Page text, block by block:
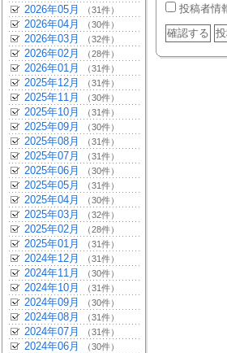
2026年05月 （31件）
2026年04月 （30件）
2026年03月 （32件）
2026年02月 （28件）
2026年01月 （31件）
2025年12月 （31件）
2025年11月 （30件）
2025年10月 （31件）
2025年09月 （30件）
2025年08月 （31件）
2025年07月 （31件）
2025年06月 （30件）
2025年05月 （31件）
2025年04月 （30件）
2025年03月 （32件）
2025年02月 （28件）
2025年01月 （31件）
2024年12月 （31件）
2024年11月 （30件）
2024年10月 （31件）
2024年09月 （30件）
2024年08月 （31件）
2024年07月 （31件）
2024年06月 （30件）
投稿者情